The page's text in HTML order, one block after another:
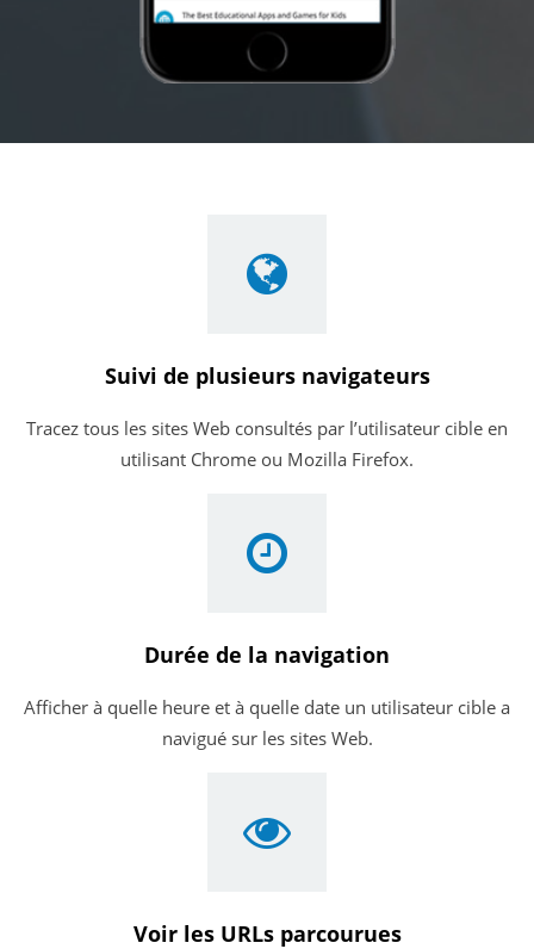
Suivi de plusieurs navigateurs
Tracez tous les sites Web consultés par l’utilisateur cible en
utilisant Chrome ou Mozilla Firefox.
Durée de la navigation
Afficher à quelle heure et à quelle date un utilisateur cible a
navigué sur les sites Web.
Voir les URLs parcourues